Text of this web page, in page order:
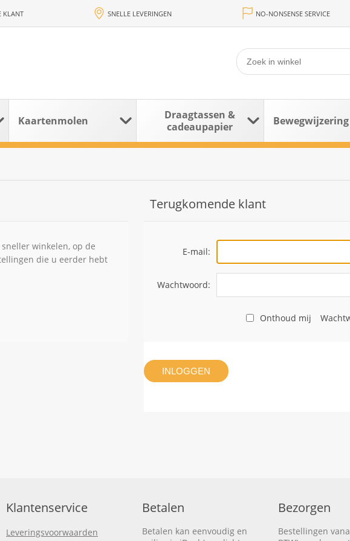
KLANT SNELLE LEVERINGEN NO-NONSENSE SERVICE
Kaartenmolen
Draagtassen &
cadeaupapier
Bewegwijzering
winkelen, op de
die u eerder hebt
Terugkomende klant
E-mail:
Wachtwoord:
Onthoud mij
INLOGGEN
Klantenservice
Leveringsvoorwaarden
Betalen
Betalen kan eenvoudig en
Bezorgen
Bestellingen